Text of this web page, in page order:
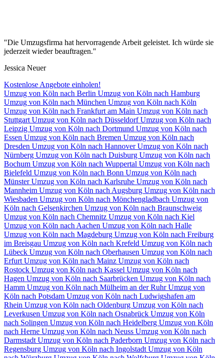
"Die Umzugsfirma hat hervorragende Arbeit geleistet. Ich würde sie
jederzeit wieder beauftragen."
Jessica Neuer
Kostenlose Angebote einholen!
Umzug von Köln⁠ nach Berlin Umzug von Köln⁠ nach Hamburg
Umzug von Köln⁠ nach München Umzug von Köln⁠ nach Köln
Umzug von Köln⁠ nach Frankfurt am Main Umzug von Köln⁠ nach
Stuttgart Umzug von Köln⁠ nach DüsseldorfUmzug von Köln⁠ nach
Leipzig Umzug von Köln⁠ nach Dortmund Umzug von Köln⁠ nach
Essen Umzug von Köln⁠ nach Bremen Umzug von Köln⁠ nach
Dresden Umzug von Köln⁠ nach HannoverUmzug von Köln⁠ nach
Nürnberg Umzug von Köln⁠ nach Duisburg Umzug von Köln⁠ nach
Bochum Umzug von Köln⁠ nach Wuppertal Umzug von Köln⁠ nach
Bielefeld Umzug von Köln⁠ nach Bonn Umzug von Köln⁠ nach
MünsterUmzug von Köln⁠ nach Karlsruhe Umzug von Köln⁠ nach
Mannheim Umzug von Köln⁠ nach Augsburg Umzug von Köln⁠ nach
Wiesbaden Umzug von Köln⁠ nach Mönchengladbach Umzug von
Köln⁠ nach Gelsenkirchen Umzug von Köln⁠ nach Braunschweig
Umzug von Köln⁠ nach Chemnitz Umzug von Köln⁠ nach Kiel
Umzug von Köln⁠ nach Aachen Umzug von Köln⁠ nach Halle
Umzug von Köln⁠ nach Magdeburg Umzug von Köln⁠ nach Freiburg
im Breisgau Umzug von Köln⁠ nach Krefeld Umzug von Köln⁠ nach
Lübeck Umzug von Köln⁠ nach Oberhausen Umzug von Köln⁠ nach
Erfurt Umzug von Köln⁠ nach Mainz Umzug von Köln⁠ nach
Rostock Umzug von Köln⁠ nach Kassel Umzug von Köln⁠ nach
Hagen Umzug von Köln⁠ nach Saarbrücken Umzug von Köln⁠ nach
Hamm Umzug von Köln⁠ nach Mülheim an der RuhrUmzug von
Köln⁠ nach Potsdam Umzug von Köln⁠ nach Ludwigshafen am
Rhein Umzug von Köln⁠ nach Oldenburg Umzug von Köln⁠ nach
Leverkusen Umzug von Köln⁠ nach Osnabrück Umzug von Köln⁠
nach Solingen Umzug von Köln⁠ nach Heidelberg Umzug von Köln⁠
nach Herne Umzug von Köln⁠ nach Neuss Umzug von Köln⁠ nach
Darmstadt Umzug von Köln⁠ nach Paderborn Umzug von Köln⁠ nach
Regensburg Umzug von Köln⁠ nach Ingolstadt Umzug von Köln⁠